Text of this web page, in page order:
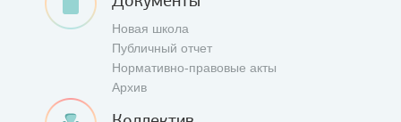
Новая школа
Публичный отчет
Нормативно-правовые акты
Архив